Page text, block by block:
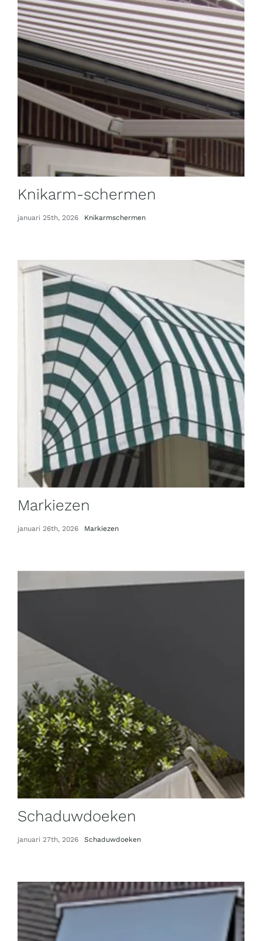
Knikarm-schermen
januari 25th, 2026 Knikarmschermen
Markiezen
januari 26th, 2026 Markiezen
Schaduwdoeken
januari 27th, 2026 Schaduwdoeken